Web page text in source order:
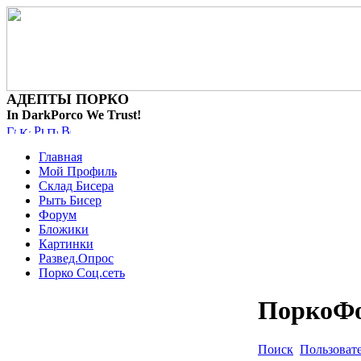
АДЕПТЫ ПОРКО
In DarkPorco We Trust!
Главная
Мой Профиль
Склад Бисера
Рыть Бисер
Форум
Бложики
Картинки
Развед.Опрос
Порко Соц.сеть
Поиск